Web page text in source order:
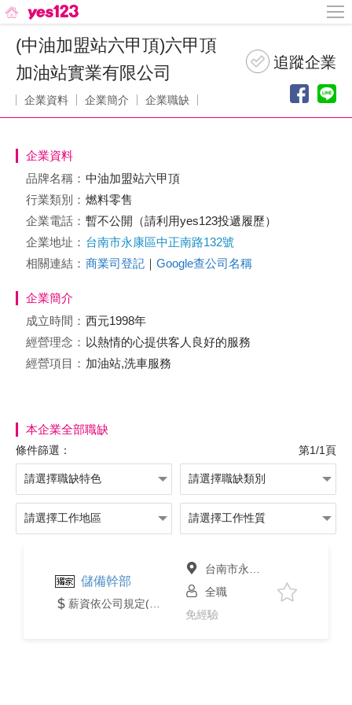
(中油加盟站六甲頂)六甲頂
加油站實業有限公司
企業資料 企業簡介 企業職缺
企業資料
品牌名稱： 中油加盟站六甲頂
行業類別： 燃料零售
企業電話： 暫不公開（請利用yes123投遞履歷）
企業地址： 台南市永康區中正南路132號
相關連結： 商業司登記 ｜ Google查公司名稱
企業簡介
成立時間： 西元1998年
經營理念： 以熱情的心提供客人良好的服務
經營項目： 加油站,洗車服務
本企業全部職缺
條件篩選： 第1/1頁
儲備幹部
台南市永康區
全職
免經驗